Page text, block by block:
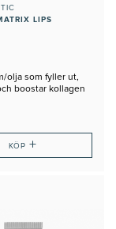
LIPS
olja som fyller ut,
boostar kollagen
KÖP +